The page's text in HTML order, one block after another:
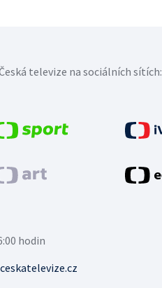
hodin
televize na sociálních sítích: